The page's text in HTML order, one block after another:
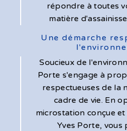
répondre à toutes
matière
Une démarche
Soucieux de
Porte s'engage à
respectueuses de la
cadre de vie. En
microstation conçue
Yves Porte, vous